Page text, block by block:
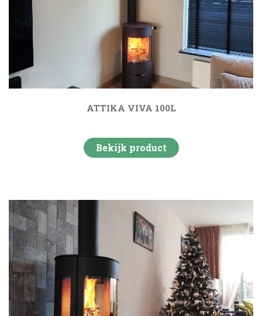
ATTIKA VIVA 100L
Bekijk product